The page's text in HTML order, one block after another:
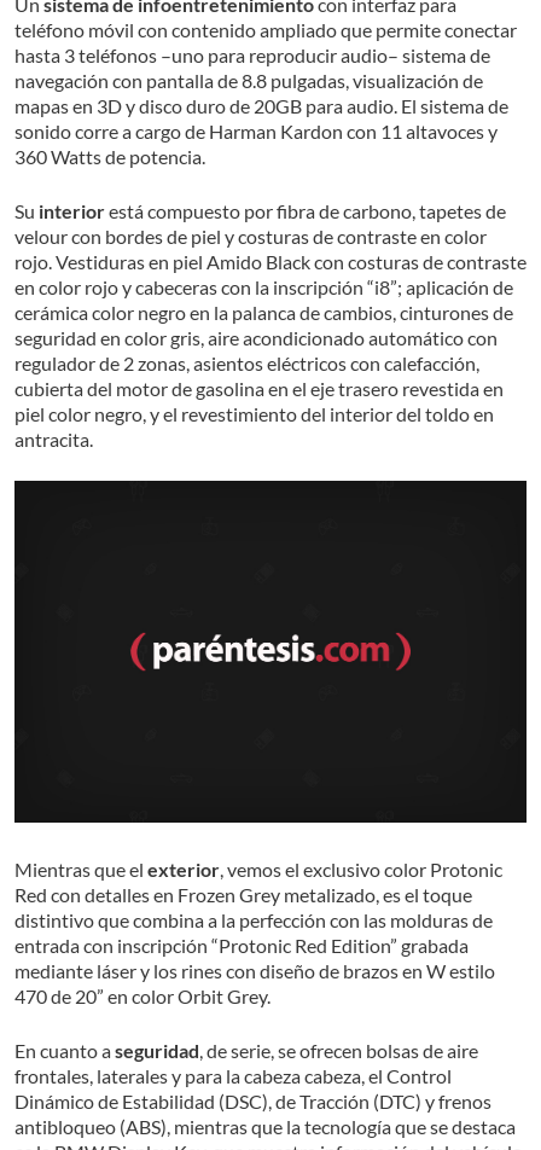
Un sistema de infoentretenimientocon interfaz para
teléfono móvil con contenido ampliado que permite conectar
hasta 3 teléfonos –uno para reproducir audio– sistema de
navegación con pantalla de 8.8 pulgadas, visualización de
mapas en 3D y disco duro de 20GB para audio. El sistema de
sonido corre a cargo de Harman Kardon con 11 altavoces y
360 Watts de potencia.
Su interiorestá compuesto por fibra de carbono, tapetes de
velour con bordes de piel y costuras de contraste en color
rojo. Vestiduras en piel Amido Black con costuras de contraste
en color rojo y cabeceras con la inscripción “i8”; aplicación de
cerámica color negro en la palanca de cambios, cinturones de
seguridad en color gris, aire acondicionado automático con
regulador de 2 zonas, asientos eléctricos con calefacción,
cubierta del motor de gasolina en el eje trasero revestida en
piel color negro, y el revestimiento del interior del toldo en
antracita.
Mientras que el exterior, vemos el exclusivo color Protonic
Red con detalles en Frozen Grey metalizado, es el toque
distintivo que combina a la perfección con las molduras de
entrada con inscripción “Protonic Red Edition” grabada
mediante láser y los rines con diseño de brazos en W estilo
470 de 20” en color Orbit Grey.
En cuanto aseguridad, de serie, se ofrecen bolsas de aire
frontales, laterales y para la cabeza cabeza, el Control
Dinámico de Estabilidad (DSC), de Tracción (DTC) y frenos
antibloqueo (ABS), mientras que la tecnología que se destaca